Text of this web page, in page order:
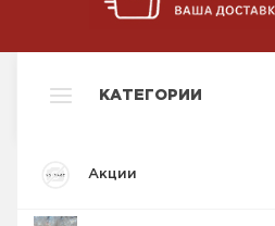
КАТЕГОРИИ
Акции